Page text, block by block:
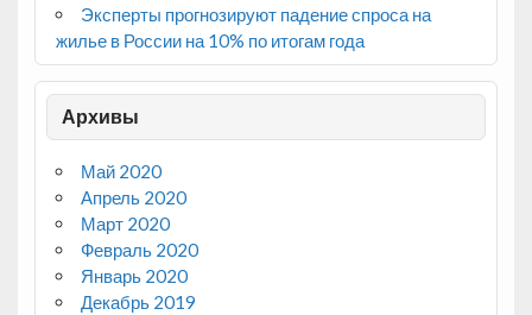
Эксперты прогнозируют падение спроса на
жилье в России на 10% по итогам года
Архивы
Май 2020
Апрель 2020
Март 2020
Февраль 2020
Январь 2020
Декабрь 2019